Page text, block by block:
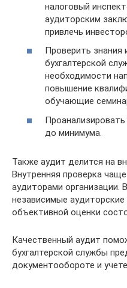
налоговый
аудиторским
привлечь
Проверить знания
бухгалтерской
необходимости
повышение
обучающие
до минимума.
Также аудит делится на
Внутренняя проверка
аудиторами
независимые
объективной оценки
Качественный аудит
бухгалтерской службы
документообороте и